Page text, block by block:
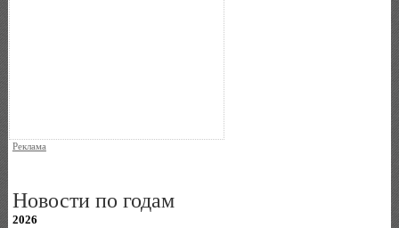
Реклама
Новости по годам
2026